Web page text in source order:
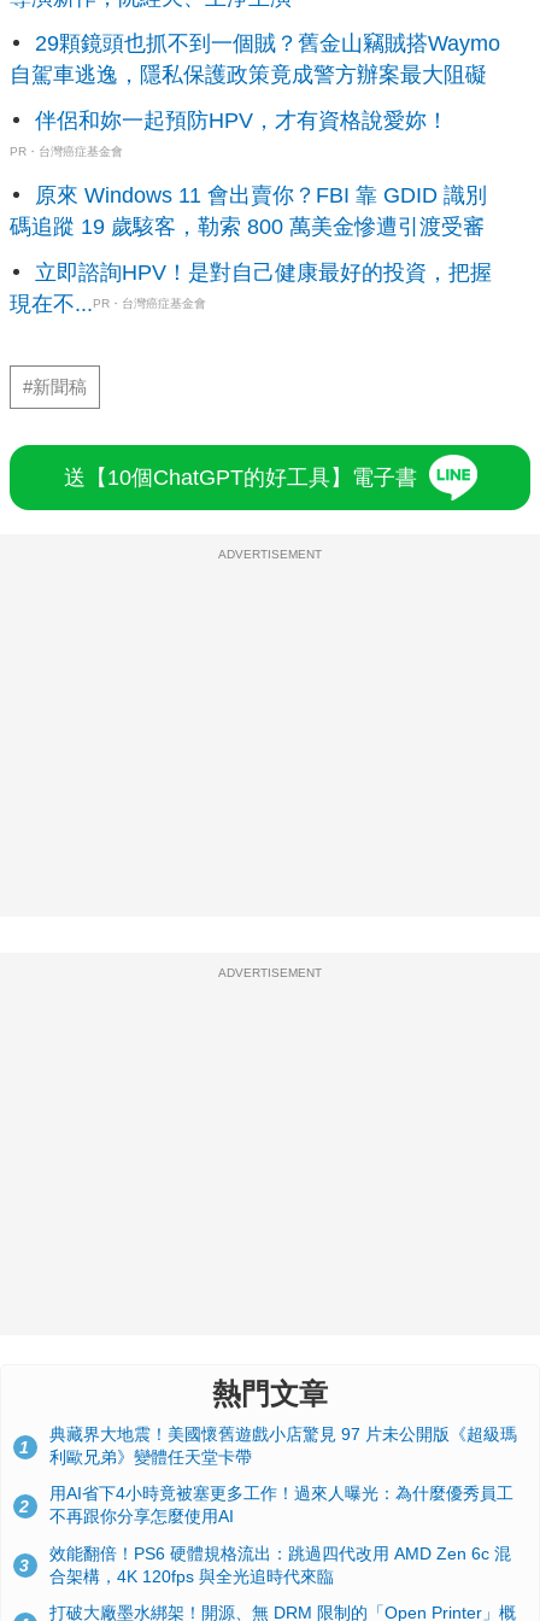
29顆鏡頭也抓不到一個賊？舊金山竊賊搭Waymo
自駕車逃逸，隱私保護政策竟成警方辦案最大阻礙
伴侶和妳一起預防HPV，才有資格說愛妳！
PR・台灣癌症基金會
原來 Windows 11 會出賣你？FBI 靠 GDID 識別
碼追蹤 19 歲駭客，勒索 800 萬美金慘遭引渡受審
立即諮詢HPV！是對自己健康最好的投資，把握
現在不...PR・台灣癌症基金會
#新聞稿
送【10個ChatGPT的好工具】電子書
ADVERTISEMENT
ADVERTISEMENT
熱門文章
1
典藏界大地震！美國懷舊遊戲小店驚見 97 片未公開版《超級瑪
利歐兄弟》變體任天堂卡帶
2
用AI省下4小時竟被塞更多工作！過來人曝光：為什麼優秀員工
不再跟你分享怎麼使用AI
3
效能翻倍！PS6 硬體規格流出：跳過四代改用 AMD Zen 6c 混
合架構，4K 120fps 與全光追時代來臨
打破大廠墨水綁架！開源、無 DRM 限制的「Open Printer」概